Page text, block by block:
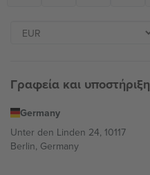
Γραφεία και υποστήριξη
Germany
Unter den Linden 24, 10117
Berlin, Germany